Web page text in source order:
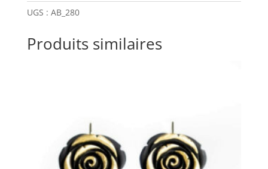
UGS : AB_280
Produits similaires